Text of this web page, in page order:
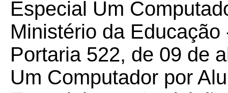
Especial Um
Ministério da
Portaria 522, de 09 de
Um Computador por